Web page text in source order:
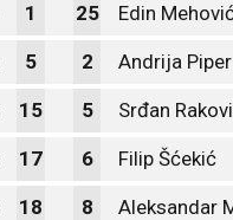
1 25 Edin
5 2 Andrija Piper
15 5 Srđan
17 6 Filip Šćekić
18 8 Aleksandar